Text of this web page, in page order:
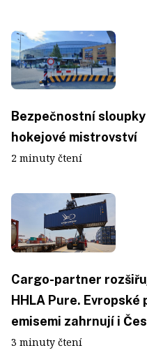
Bezpečnostní
hokejové mistrovství
2 minuty čtení
Cargo-partner
HHLA Pure.
emisemi zahrnují i
3 minuty čtení